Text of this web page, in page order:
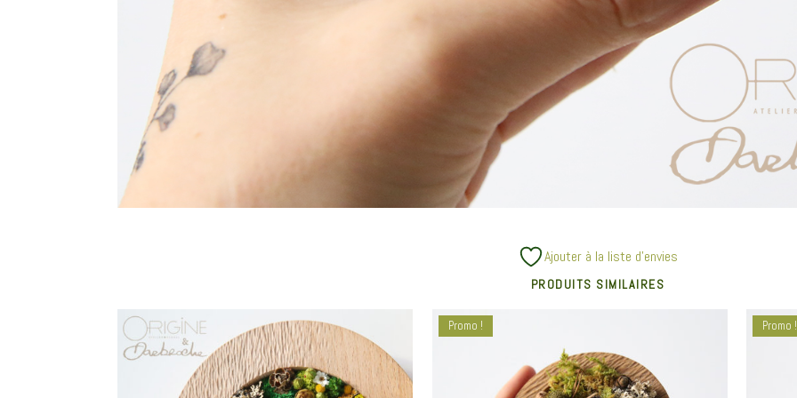
Ajouter à la liste d’envies
PRODUITS SIMILAIRES
Promo ! Promo !